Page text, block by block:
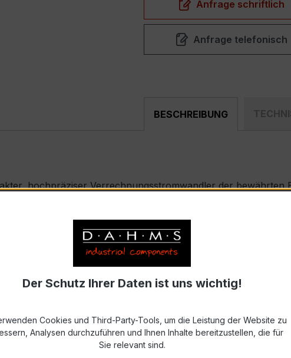
Anfrage schriftlich
Anfrage telefonisch
BESCHREIBUNG
hochpräziser Verrechnungsstromwandler der bewährten
Mess- und Überwachungssystemen entwickelt.
– EASKD 31.8
250 A, Sekundärnennstrom 1 A pro Phase)
2 bzw. DIN EN 61869-2)
Ø 28 mm (Fensterdurchführung 31 × 8 mm)
× Ipr (Dauerstrom 1,2 × Primärnennstrom)
Der Schutz Ihrer Daten ist uns wichtig!
Cookies und Third-Party-Tools, um die Leistung der Website zu
Analysen durchzuführen und Ihnen Inhalte bereitzustellen, die für
Sie relevant sind.